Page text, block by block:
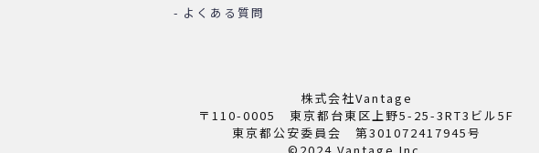
よくある質問
株式会社Vantage
〒110-0005 東京都台東区上野5-25-3RT3ビル5F
東京都公安委員会 第301072417945号